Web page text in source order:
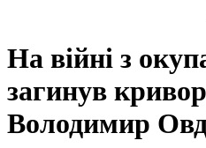
На війні з
загинув
Володимир